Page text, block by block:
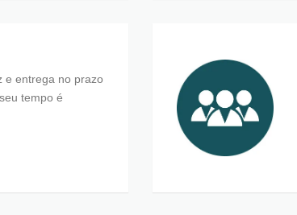
e entrega no prazo
tempo é